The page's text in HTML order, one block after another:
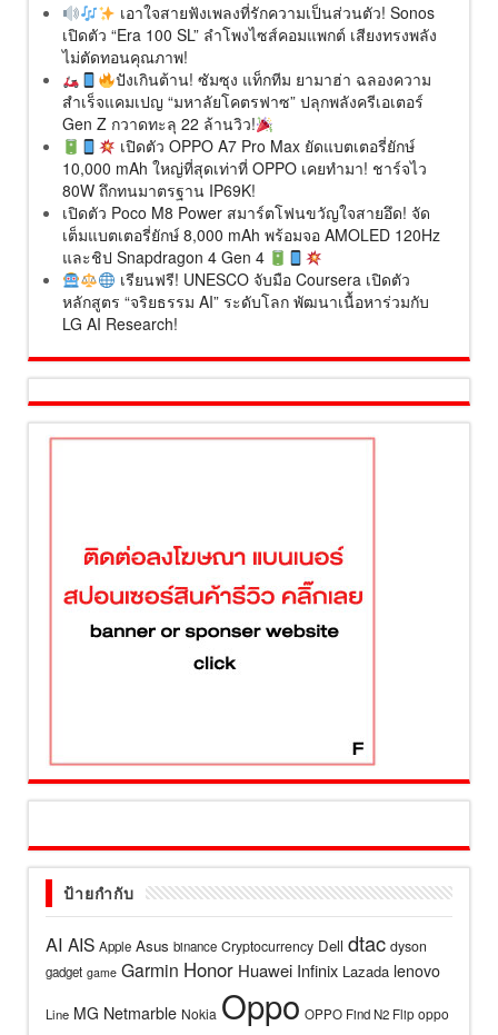
เอาใจสายฟังเพลงที่รักความเป็นส่วนตัว! Sonos
เปิดตัว “Era 100 SL” ลำโพงไซส์คอมแพกต์ เสียงทรงพลัง
ไม่ตัดทอนคุณภาพ!
ปังเกินต้าน! ซัมซุง แท็กทีม ยามาฮ่า ฉลองความ
สำเร็จแคมเปญ “มหาลัยโคตรฟาซ” ปลุกพลังครีเอเตอร์
Gen Z กวาดทะลุ 22 ล้านวิว!
เปิดตัว OPPO A7 Pro Max ยัดแบตเตอรี่ยักษ์
10,000 mAh ใหญ่ที่สุดเท่าที่ OPPO เคยทำมา! ชาร์จไว
80W ถึกทนมาตรฐาน IP69K!
เปิดตัว Poco M8 Power สมาร์ตโฟนขวัญใจสายอึด! จัด
เต็มแบตเตอรี่ยักษ์ 8,000 mAh พร้อมจอ AMOLED 120Hz
และชิป Snapdragon 4 Gen 4
เรียนฟรี! UNESCO จับมือ Coursera เปิดตัว
หลักสูตร “จริยธรรม AI” ระดับโลก พัฒนาเนื้อหาร่วมกับ
LG AI Research!
ป้ายกำกับ
AI AIS Apple Asus binance Cryptocurrency Dell dtac dyson
gadget game Garmin Honor Huawei Infinix Lazada lenovo
Line MG Netmarble Nokia Oppo OPPO Find N2 Flip oppo